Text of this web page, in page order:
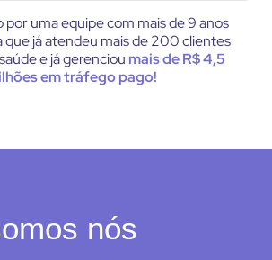
por uma equipe com mais de 9 anos
que já atendeu mais de 200 clientes
e já gerenciou mais de R$ 4,5
em tráfego pago!
nós